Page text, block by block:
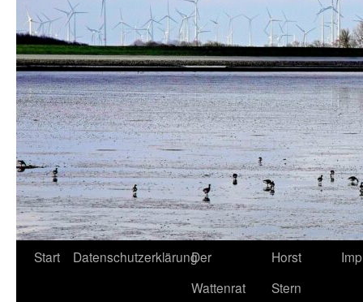
Start DatenschutzerklärungDer
Wattenrat
Horst
Stern